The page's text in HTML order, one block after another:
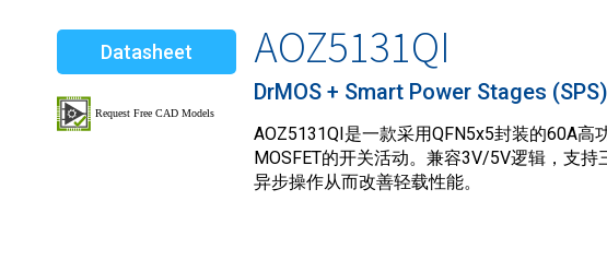
TVS
Datasheet AOZ5131QI
DrMOS + Smart Power Stages (SPS)
AOZ5131QI是一款采用QFN5x5封装的60A
MOSFET的开关活动。兼容3V/5V逻辑，支
异步操作从而改善轻载性能。